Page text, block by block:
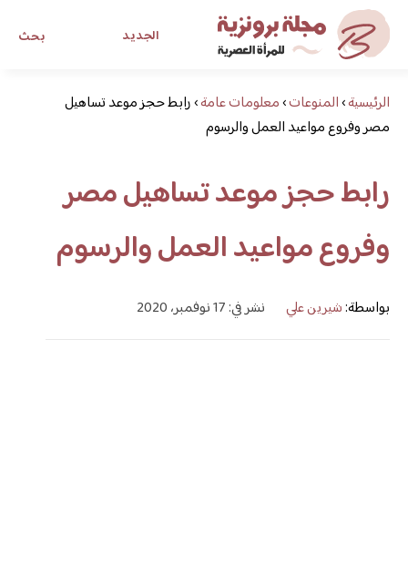
بحث الجديد
مجلة برونزية للفتاة العصريةالرئيسية›المنوعات›معلومات عامة›رابط حجز موعد تساهيل
مصر وفروع مواعيد العمل والرسوم
رابط حجز موعد تساهيل مصر
وفروع مواعيد العمل والرسوم
بواسطة:شيرين علي نشر في: 17 نوفمبر، 2020